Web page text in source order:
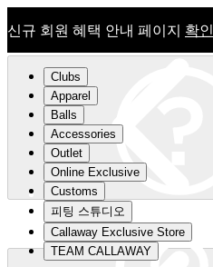
신규 회원 혜택 안내 페이지 확인
신규 회원 혜택 안내 페이지확인
Clubs
Apparel
Balls
Accessories
Outlet
Online Exclusive
Customs
피팅 스튜디오
Callaway Exclusive Store
TEAM CALLAWAY